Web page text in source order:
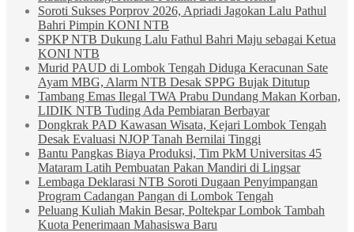
Soroti Sukses Porprov 2026, Apriadi Jagokan Lalu Pathul
Bahri Pimpin KONI NTB
SPKP NTB Dukung Lalu Fathul Bahri Maju sebagai Ketua
KONI NTB
Murid PAUD di Lombok Tengah Diduga Keracunan Sate
Ayam MBG, Alarm NTB Desak SPPG Bujak Ditutup
Tambang Emas Ilegal TWA Prabu Dundang Makan Korban,
LIDIK NTB Tuding Ada Pembiaran Berbayar
Dongkrak PAD Kawasan Wisata, Kejari Lombok Tengah
Desak Evaluasi NJOP Tanah Bernilai Tinggi
Bantu Pangkas Biaya Produksi, Tim PkM Universitas 45
Mataram Latih Pembuatan Pakan Mandiri di Lingsar
Lembaga Deklarasi NTB Soroti Dugaan Penyimpangan
Program Cadangan Pangan di Lombok Tengah
Peluang Kuliah Makin Besar, Poltekpar Lombok Tambah
Kuota Penerimaan Mahasiswa Baru